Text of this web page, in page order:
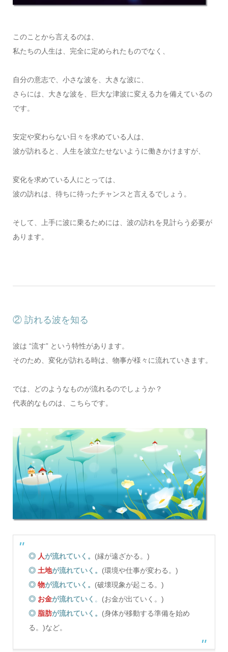
このことから言えるのは、
私たちの人生は、完全に定められたものでなく、
自分の意志で、小さな波を、大きな波に、
さらには、大きな波を、巨大な津波に変える力を備えているの
です。
安定や変わらない日々を求めている人は、
波が訪れると、人生を波立たせないように働きかけますが、
変化を求めている人にとっては、
波の訪れは、待ちに待ったチャンスと言えるでしょう。
そして、上手に波に乗るためには、波の訪れを見計らう必要が
あります。
② 訪れる波を知る
波は “流す” という特性があります。
そのため、変化が訪れる時は、物事が様々に流れていきます。
では、どのようなものが流れるのでしょうか？
代表的なものは、こちらです。
◎ 人が流れていく。 (縁が遠ざかる。)
◎ 土地が流れていく。 (環境や仕事が変わる。)
◎物が流れていく。 (破壊現象が起こる。)
◎ お金が流れていく 。 (お金が出ていく。)
◎ 脂肪が流れていく。 (身体が移動する準備を始め
る。)など。